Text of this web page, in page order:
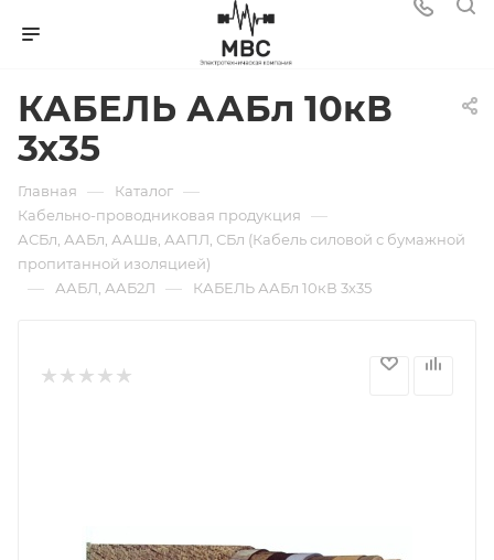
КАБЕЛЬ ААБл 10кВ
3х35
Главная — Каталог —
Кабельно-проводниковая продукция —
АСБл, ААБл, ААШв, ААПЛ, СБл (Кабель силовой с бумажной
пропитанной изоляцией)
— ААБЛ, ААБ2Л — КАБЕЛЬ ААБл 10кВ 3х35